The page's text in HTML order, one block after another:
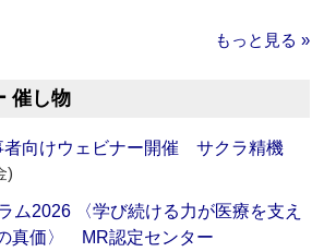
もっと見る »
催し物
者向けウェビナー開催 サクラ精機
)
ム2026 〈学び続ける力が医療を支え
真価〉 MR認定センター